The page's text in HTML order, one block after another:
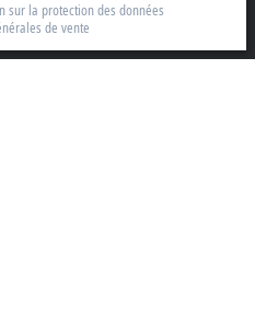
sur la protection des données
de vente